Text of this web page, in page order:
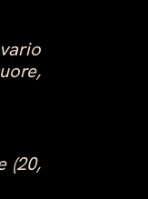
(20,